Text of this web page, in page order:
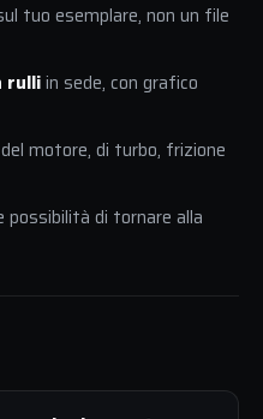
tuo esemplare, non un file
rulliin sede, con grafico
del motore, di turbo, frizione
possibilità di tornare alla